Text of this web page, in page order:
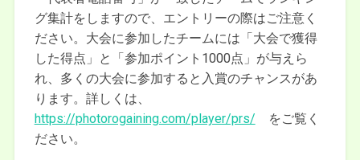
グ集計をしますので、エントリーの際はご注意く
ださい。大会に参加したチームには「大会で獲得
した得点」と「参加ポイント1000点」が与えら
れ、多くの大会に参加すると入賞のチャンスがあ
ります。詳しくは、
https://photorogaining.com/player/prs/ をご覧く
ださい。